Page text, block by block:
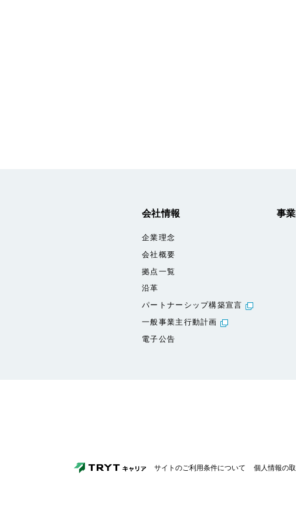
会社情報
企業理念
会社概要
拠点一覧
沿革
パートナーシップ構築宣言
一般事業主行動計画
電子公告
事
サイトのご利用条件について 個人情報の